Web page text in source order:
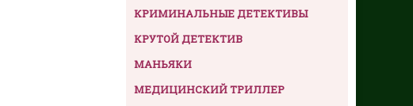
КРИМИНАЛЬНЫЕ ДЕТЕКТИВЫ
КРУТОЙ ДЕТЕКТИВ
МАНЬЯКИ
МЕДИЦИНСКИЙ ТРИЛЛЕР